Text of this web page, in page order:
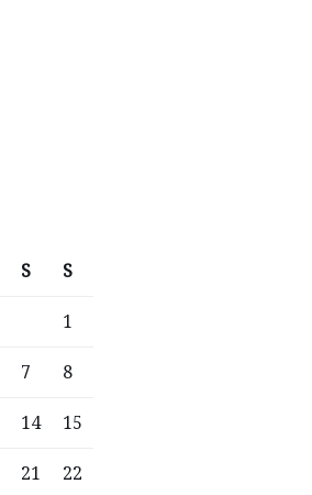
S S
1
7 8
14 15
21 22